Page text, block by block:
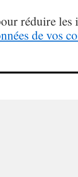
réduire les
de vos